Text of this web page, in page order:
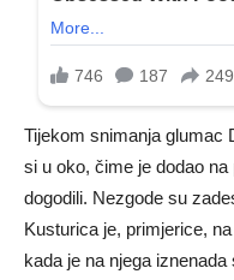
Tijekom snimanja glumac
si u oko, čime je dodao
dogodili. Nezgode su
Kusturica je, primjerice,
kada je na njega